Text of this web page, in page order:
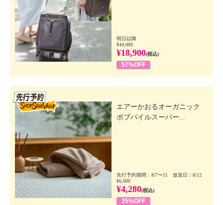
明日以降
¥44,000
¥18,900(税込)
57%OFF
エアーかおるオーガニック
ボブパイルスーパー...
先行予約期間：8/7〜11 放送日：8/12
¥6,600
¥4,280(税込)
35%OFF